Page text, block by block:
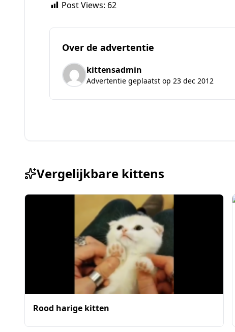
Post Views: 62
Over de advertentie
kittensadmin
Advertentie geplaatst op 23 dec 2012
Vergelijkbare kittens
Rood harige kitten